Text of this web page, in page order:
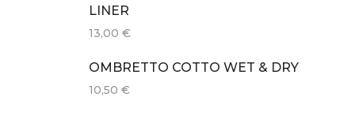
LINER
13,00€
OMBRETTO COTTO WET & DRY
10,50€